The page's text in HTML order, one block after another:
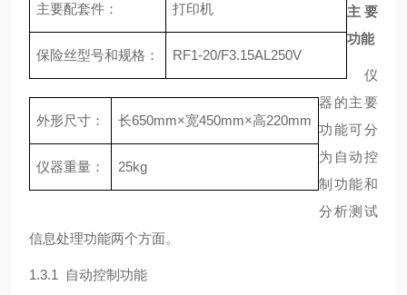
主要配套件： 打印机
保险丝型号和规格： RF1-20/F3.15AL250V
外形尺寸： 长650mm×宽450mm×高220mm
仪器重量： 25kg
主要
功能
仪
器的主要
功能可分
为自动控
制功能和
分析测试
信息处理功能两个方面。
1.3.1 自动控制功能